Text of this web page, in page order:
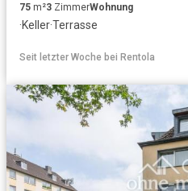
75 m²3 ZimmerWohnung
·Keller·Terrasse
Seit letzter Woche bei Rentola